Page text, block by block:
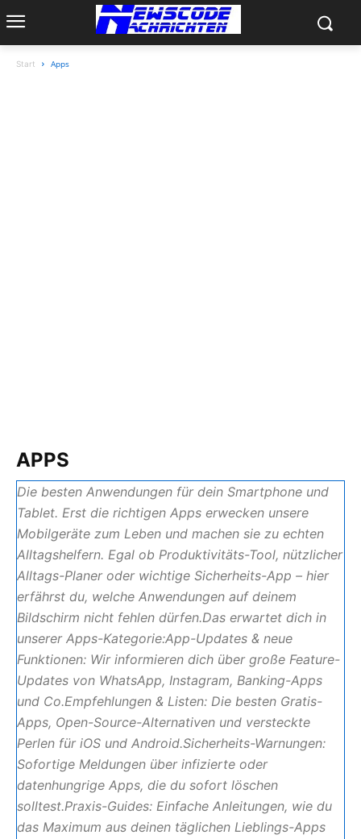
Start Apps
APPS
Die besten Anwendungen für dein Smartphone und
Tablet. Erst die richtigen Apps erwecken unsere
Mobilgeräte zum Leben und machen sie zu echten
Alltagshelfern. Egal ob Produktivitäts-Tool, nützlicher
Alltags-Planer oder wichtige Sicherheits-App – hier
erfährst du, welche Anwendungen auf deinem
Bildschirm nicht fehlen dürfen.Das erwartet dich in
unserer Apps-Kategorie:App-Updates & neue
Funktionen: Wir informieren dich über große Feature-
Updates von WhatsApp, Instagram, Banking-Apps
und Co.Empfehlungen & Listen: Die besten Gratis-
Apps, Open-Source-Alternativen und versteckte
Perlen für iOS und Android.Sicherheits-Warnungen:
Sofortige Meldungen über infizierte oder
datenhungrige Apps, die du sofort löschen
solltest.Praxis-Guides: Einfache Anleitungen, wie du
das Maximum aus deinen täglichen Lieblings-Apps